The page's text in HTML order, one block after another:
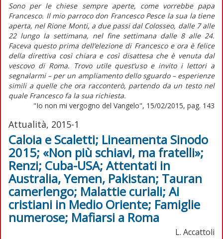
Sono per le chiese sempre aperte, come vorrebbe papa
Francesco. Il mio parroco don Francesco Pesce la sua la tiene
aperta, nel Rione Monti, a due passi dal Colosseo, dalle 7 alle
22 lungo la settimana, nel fine settimana dalle 8 alle 24.
Faceva questo prima dell’elezione di Francesco e ora è felice
della direttiva così chiara e così disattesa che è venuta dal
vescovo di Roma. Trovo utile quest’uso e invito i lettori a
segnalarmi – per un ampliamento dello sguardo – esperienze
simili a quelle che ora racconterò, partendo da un testo nel
quale Francesco fa la sua richiesta.
"Io non mi vergogno del Vangelo", 15/02/2015, pag. 143
Attualità, 2015-1
Caloia e Scaletti; Lineamenta Sinodo
2015; «Non più schiavi, ma fratelli»;
Renzi; Cuba-USA; Attentati in
Australia, Yemen, Pakistan; Tauran
camerlengo; Malattie curiali; Ai
cristiani in Medio Oriente; Famiglie
numerose; Mafiarsi a Roma
L. Accattoli